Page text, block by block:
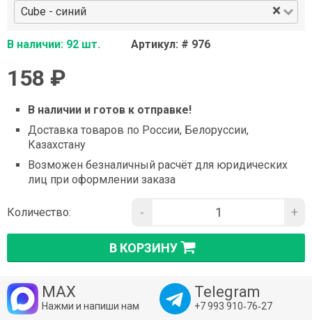
Сube - синий
×
В наличии: 92 шт. Артикул: # 976
158 ₽
В наличии и готов к отправке!
Доставка товаров по России, Белоруссии,
Казахстану
Возможен безналичный расчёт для юридических
лиц при оформлении заказа
Количество: - +
В КОРЗИНУ
MAX
Нажми и напиши нам
Telegram
+7 993 910‑76‑27